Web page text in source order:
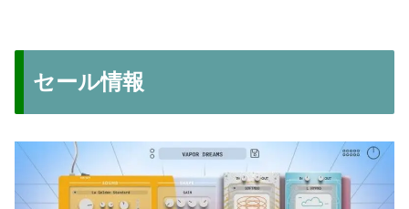
セール情報